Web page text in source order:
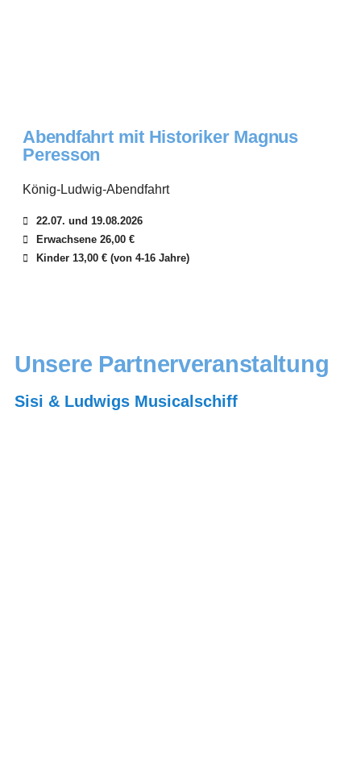
Abendfahrt mit Historiker Magnus
Peresson
König-Ludwig-Abendfahrt
22.07. und 19.08.2026
Erwachsene 26,00 €
Kinder 13,00 € (von 4-16 Jahre)
Unsere Partnerveranstaltung
Sisi & Ludwigs Musicalschiff